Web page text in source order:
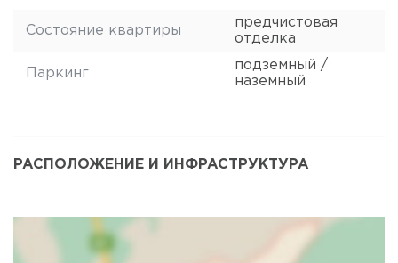
Состояние квартиры
предчистовая
отделка
Паркинг
подземный /
наземный
РАСПОЛОЖЕНИЕ И ИНФРАСТРУКТУРА